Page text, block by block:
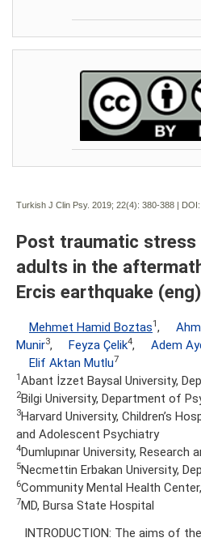
Turkish J Clin Psy. 2019; 22(4): 380-388 | DOI:
Post traumatic stress
adults in the
Ercis earthquake (eng)
Mehmet Hamid Boztas1 ,
Munir3, Feyza Çelik4, Adem
Elif Aktan Mutlu7
1 Abant İzzet Baysal University,
2Bilgi University, Department of
3Harvard University, Children’s
and Adolescent Psychiatry
4Dumlupınar University, Research
5Necmettin Erbakan University,
6Community Mental Health Center,
7MD, Bursa State Hospital
INTRODUCTION: The aims of